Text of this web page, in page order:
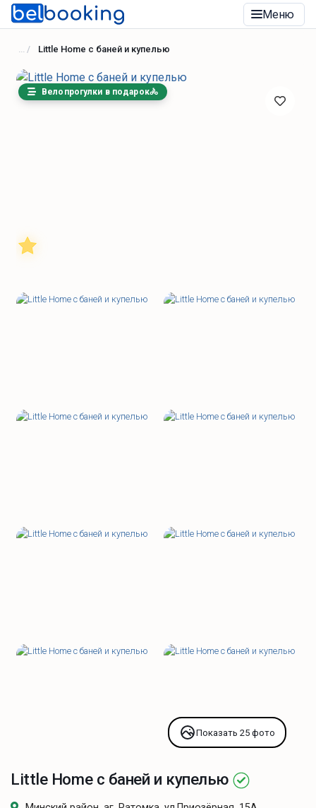
Меню
Little Home с баней и купелью
Велопрогулки в подарок🚴
Показать 25 фото
Little Home с баней и купелью